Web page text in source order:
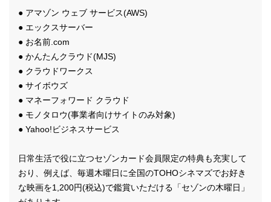
● アマゾン ウェブ サービス(AWS)
● エックスサーバー
● お名前.com
● かんたんクラウド(MJS)
● クラウドワークス
● サイボウズ
● マネーフォワード クラウド
● モノタロウ(事業者向けサイトのみ対象)
● Yahoo!ビジネスサービス
日常生活で役に立つセゾンカード会員限定の特典も充実して
おり、例えば、毎週木曜日に全国のTOHOシネマズでお好き
な映画を1,200円(税込)で鑑賞いただける「セゾンの木曜日」